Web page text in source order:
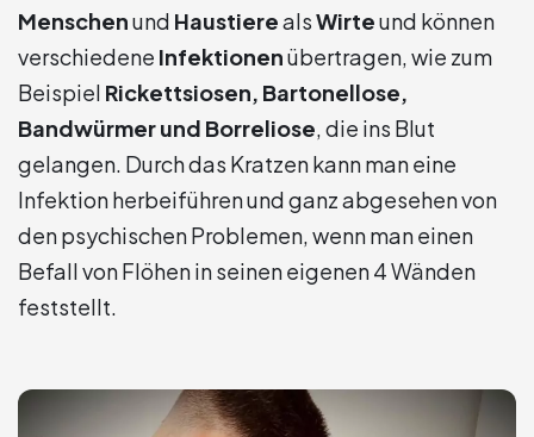
Menschenund HaustierealsWirteund können
verschiedene Infektionenübertragen, wie zum
Beispiel Rickettsiosen, Bartonellose,
Bandwürmer und Borreliose, die ins Blut
gelangen. Durch das Kratzen kann man eine
Infektion herbeiführen und ganz abgesehen von
den psychischen Problemen, wenn man einen
Befall von Flöhen in seinen eigenen 4 Wänden
feststellt.